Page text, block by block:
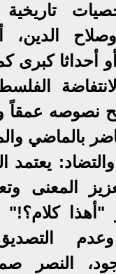
الدين،
أحداثا كبرى
نصوصه عمقاً
بالماضي
والتضاد:
المعنى
"أهذا كلام؟!"
النصر